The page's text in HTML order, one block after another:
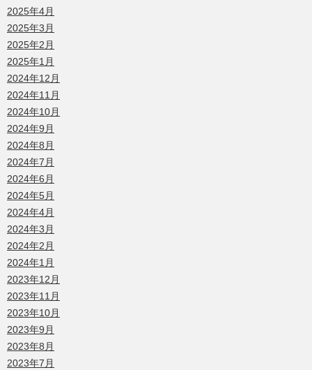
2025年4月
2025年3月
2025年2月
2025年1月
2024年12月
2024年11月
2024年10月
2024年9月
2024年8月
2024年7月
2024年6月
2024年5月
2024年4月
2024年3月
2024年2月
2024年1月
2023年12月
2023年11月
2023年10月
2023年9月
2023年8月
2023年7月